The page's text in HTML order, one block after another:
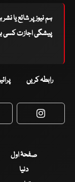
ہم نیوز پر شائع یا
پیشگی اجازت کسی
رابطہ کریں
صفحۂ اول
دنیا